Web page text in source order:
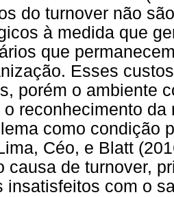
do turnover não
à medida que
que
Esses
porém o ambiente
o reconhecimento
como condição
Céo, e Blatt
causa de turnover,
insatisfeitos com o